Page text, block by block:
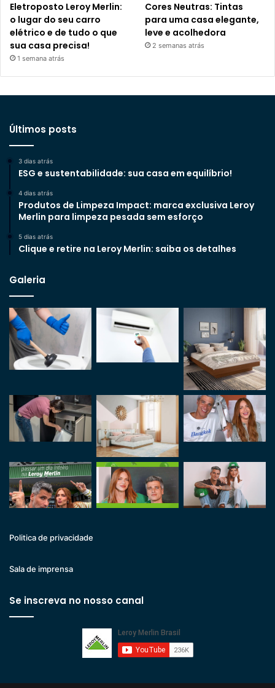
Eletroposto Leroy Merlin:
o lugar do seu carro
elétrico e de tudo o que
sua casa precisa!
1 semana atrás
Cores Neutras: Tintas
para uma casa elegante,
leve e acolhedora
2 semanas atrás
Últimos posts
3 dias atrás
ESG e sustentabilidade: sua casa em equilíbrio!
4 dias atrás
Produtos de Limpeza Impact: marca exclusiva Leroy
Merlin para limpeza pesada sem esforço
5 dias atrás
Clique e retire na Leroy Merlin: saiba os detalhes
Galeria
Politica de privacidade
Sala de imprensa
Se inscreva no nosso canal